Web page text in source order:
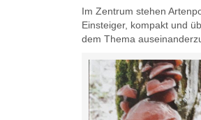
Im Zentrum stehen
Einsteiger, kompakt und
dem Thema